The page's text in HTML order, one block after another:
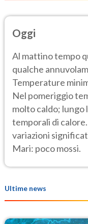
Oggi
Al mattino tempo
qualche
Temperature
Nel pomeriggio
molto caldo; lungo
temporali di
variazioni
Mari: poco mossi.
Ultime news